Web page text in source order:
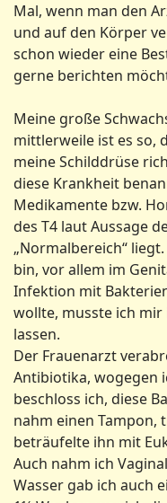
Mal, wenn man den
und auf den Körper
schon wieder eine
gerne berichten
Meine große
mittlerweile ist es so,
meine Schilddrüse
diese Krankheit
Medikamente bzw.
des T4 laut Aussage
„Normalbereich“
bin, vor allem im
Infektion mit
wollte, musste ich mir
lassen.
Der Frauenarzt
Antibiotika, wogegen
beschloss ich, diese
nahm einen
beträufelte ihn mit
Auch nahm ich
Wasser gab ich auch